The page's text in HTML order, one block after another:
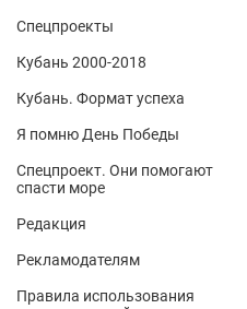
Спецпроекты
Кубань 2000-2018
Кубань. Формат успеха
Я помню День Победы
Спецпроект. Они помогают
спасти море
Редакция
Рекламодателям
Правила использования